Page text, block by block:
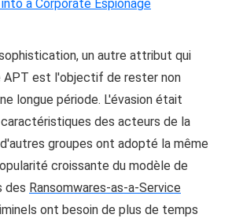
a Corporate Espionage
un autre attribut qui
APT est l'objectif de rester non
longue période. L'évasion était
des acteurs de la
groupes ont adopté la même
croissante du modèle de
des Ransomwares-as-a-Service
ont besoin de plus de temps